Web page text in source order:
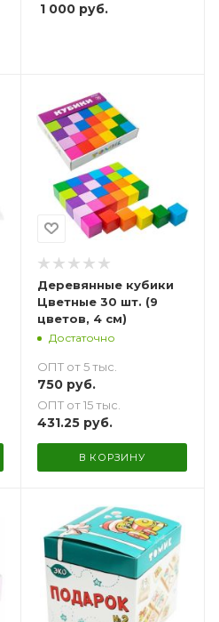
1 000руб.
Деревянные кубики
Цветные 30 шт. (9
цветов, 4 см)
Достаточно
ОПТ от 5 тыс.
750руб.
ОПТ от 15 тыс.
431.25руб.
В КОРЗИНУ